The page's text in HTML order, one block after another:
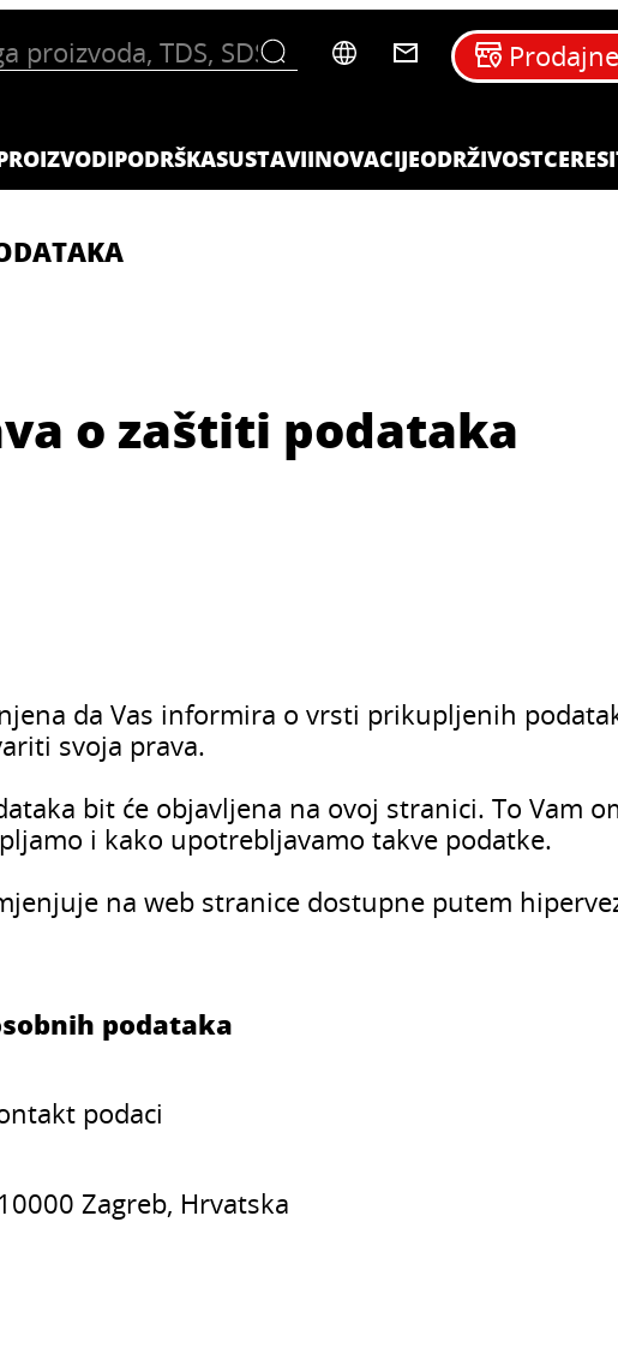
PODRŠKASUSTAVIINOVACIJEODRŽIVOST
o zaštiti podataka
da Vas informira o vrsti prikupljenih
svoja prava.
bit će objavljena na ovoj stranici. To Vam
i kako upotrebljavamo takve podatke.
na web stranice dostupne putem
podataka
podaci
Zagreb, Hrvatska